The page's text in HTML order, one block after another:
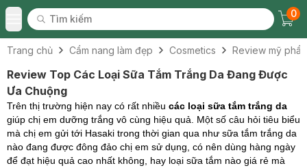
Toggle Menu
Tìm kiếm
Tìm kiếm
0
Trang chủ Cẩm nang làm đẹp Cosmetics Review mỹ
Review Top Các Loại Sữa Tắm Trắng Da Đang Được
Ưa Chuộng
Trên thị trường hiện nay có rất nhiều các loại sữa tắm trắng da
giúp chị em dưỡng trắng vô cùng hiệu quả. Một số câu hỏi tiêu biểu
mà chị em gửi tới Hasaki trong thời gian qua như sữa tắm trắng da
nào đang được đông đảo chị em sử dụng, có nên dùng hàng ngày
để đạt hiệu quả cao nhất không, hay loại sữa tắm nào giá rẻ mà